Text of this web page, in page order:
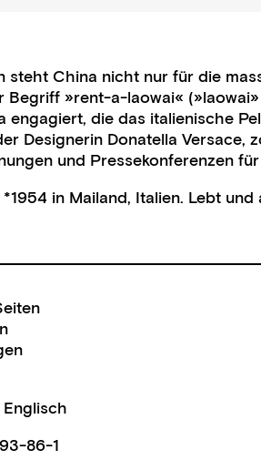
steht China nicht nur für die
Begriff »rent-a-laowai«
engagiert, die das italienische
Designerin Donatella Versace,
und Pressekonferenzen
*1954 in Mailand, Italien. Lebt
86-1